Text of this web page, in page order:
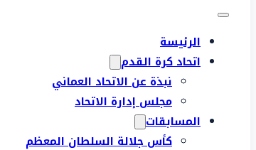
الرئيسة
اتحاد كرة القدم
نبذة عن الاتحاد العماني
مجلس إدارة الاتحاد
المسابقات
كأس جلالة السلطان المعظم